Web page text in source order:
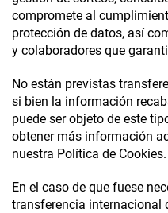
compromete al
protección de datos, así
y colaboradores que
No están previstas
si bien la información
puede ser objeto de este
obtener más información
nuestra Política de Cookies.
En el caso de que fuese
transferencia internacional